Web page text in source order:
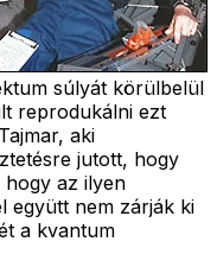
súlyát körülbelül
reprodukálni ezt
aki
jutott, hogy
hogy az ilyen
együtt nem zárják ki
a kvantum